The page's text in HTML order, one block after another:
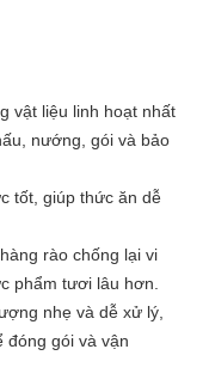
vật liệu linh hoạt nhất
nướng, gói và bảo
tốt, giúp thức ăn dễ
rào chống lại vi
phẩm tươi lâu hơn.
nhẹ và dễ xử lý,
đóng gói và vận